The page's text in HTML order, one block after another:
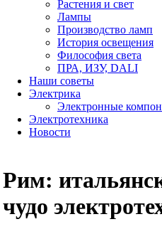
Растения и свет
Лампы
Производство ламп
История освещения
Философия света
ПРА, ИЗУ, DALI
Наши советы
Электрика
Электронные
Электротехника
Новости
Рим:
чудо